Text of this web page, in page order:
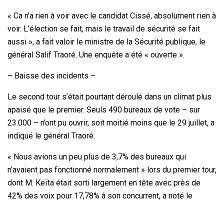
« Ca n’a rien à voir avec le candidat Cissé, absolument rien à
voir. L’élection se fait, mais le travail de sécurité se fait
aussi », a fait valoir le ministre de la Sécurité publique, le
général Salif Traoré. Une enquête a été « ouverte ».
– Baisse des incidents –
Le second tour s’était pourtant déroulé dans un climat plus
apaisé que le premier. Seuls 490 bureaux de vote – sur
23.000 – n’ont pu ouvrir, soit moitié moins que le 29 juillet, a
indiqué le général Traoré.
« Nous avions un peu plus de 3,7% des bureaux qui
n’avaient pas fonctionné normalement » lors du premier tour,
dont M. Keïta était sorti largement en tête avec près de
42% des voix pour 17,78% à son concurrent, a noté le